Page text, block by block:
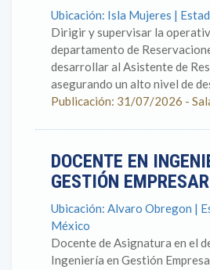
Ubicación: Isla Mujeres |
Dirigir y supervisar la
departamento de
desarrollar al Asistente de
asegurando un alto nivel de
Publicación: 31/07/2026 -
DOCENTE EN
GESTIÓN
Ubicación: Alvaro Obregon |
México
Docente de Asignatura en el
Ingeniería en Gestión